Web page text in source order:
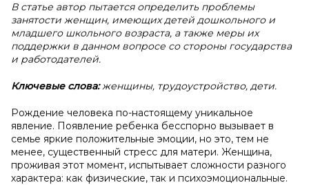
В статье автор пытается определить проблемы
занятости женщин, имеющих детей дошкольного и
младшего школьного возраста, а также меры их
поддержки в данном вопросе со стороны государства
и работодателей.
Ключевые слова:женщины, трудоустройство, дети.
Рождение человека по-настоящему уникальное
явление. Появление ребенка бесспорно вызывает в
семье яркие положительные эмоции, но это, тем не
менее, существенный стресс для матери. Женщина,
проживая этот момент, испытывает сложности разного
характера: как физические, так и психоэмоциональные.